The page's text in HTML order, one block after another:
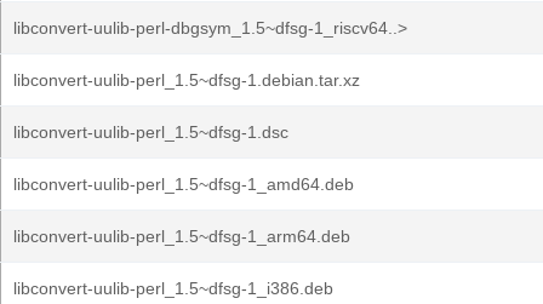
libconvert-uulib-perl-dbgsym_1.5~dfsg-1_riscv64..>
libconvert-uulib-perl_1.5~dfsg-1.debian.tar.xz
libconvert-uulib-perl_1.5~dfsg-1.dsc
libconvert-uulib-perl_1.5~dfsg-1_amd64.deb
libconvert-uulib-perl_1.5~dfsg-1_arm64.deb
libconvert-uulib-perl_1.5~dfsg-1_i386.deb